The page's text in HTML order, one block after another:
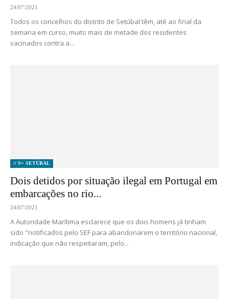
24/07/2021
Todos os concelhos do distrito de Setúbal têm, até ao final da
semana em curso, muito mais de metade dos residentes
vacinados contra a...
// S+ SETÚBAL
Dois detidos por situação ilegal em Portugal em
embarcações no rio...
24/07/2021
A Autoridade Marítima esclarece que os dois homens já tinham
sido "notificados pelo SEF para abandonarem o território nacional,
indicação que não respeitaram, pelo...